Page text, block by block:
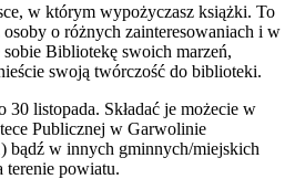
w którym wypożyczasz książki. To
o różnych zainteresowaniach i w
Bibliotekę swoich marzeń,
swoją twórczość do biblioteki.
30 listopada. Składać je możecie w
Publicznej w Garwolinie
bądź w innych gminnych/miejskich
terenie powiatu.